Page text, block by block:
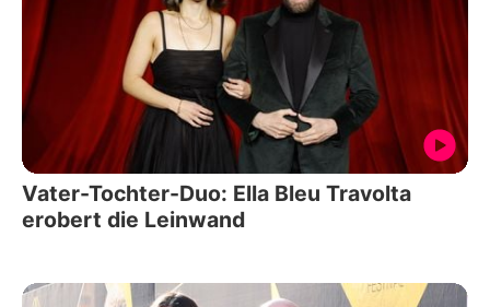
Vater-Tochter-Duo: Ella Bleu Travolta
erobert die Leinwand